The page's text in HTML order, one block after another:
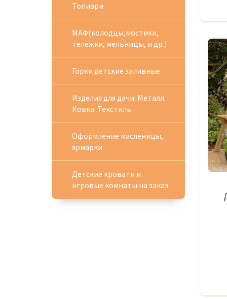
Топиари.
МАФ(колодцы,мостики,
тележки, мельницы, и др.)
Горки детские заливные
Изделия для дачи: Металл.
Ковка. Текстиль.
Оформление масленицы,
ярмарки
Детские кровати и
игровые комнаты на заказ